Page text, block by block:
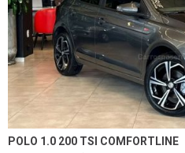
POLO 1.0 200 TSI COMFORTLINE